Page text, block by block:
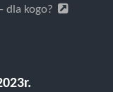
dla kogo?